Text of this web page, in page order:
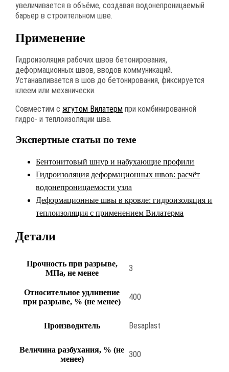
увеличивается в объёме, создавая водонепроницаемый
барьер в строительном шве.
Применение
Гидроизоляция рабочих швов бетонирования,
деформационных швов, вводов коммуникаций.
Устанавливается в шов до бетонирования, фиксируется
клеем или механически.
Совместим сжгутом Вилатерм при комбинированной
гидро- и теплоизоляции шва.
Экспертные статьи по теме
Бентонитовый шнур и набухающие профили
Гидроизоляция деформационных швов: расчёт
водонепроницаемости узла
Деформационные швы в кровле: гидроизоляция и
теплоизоляция с применением Вилатерма
Детали
Прочность при разрыве,
МПа, не менее
3
Относительное удлинение
при разрыве, % (не менее)
400
Производитель Besaplast
Величина разбухания, % (не
менее)
300